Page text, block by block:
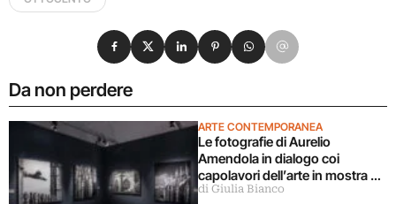
Da non perdere
ARTE CONTEMPORANEA
Le fotografie di Aurelio
Amendola in dialogo coi
capolavori dell’arte in mostra a
Milano
di Giulia Bianco
Condividi su Facebook
Condividi su X
Condividi su LinkedIn
Condividi su Pinterest
Condividi su WhatsApp
Condividi su Email